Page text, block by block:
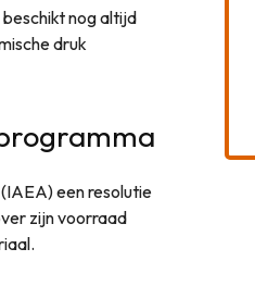
nog altijd
druk
een resolutie
zijn voorraad